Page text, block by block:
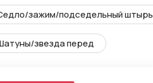
зажим/подседельный штырь
звезда перед